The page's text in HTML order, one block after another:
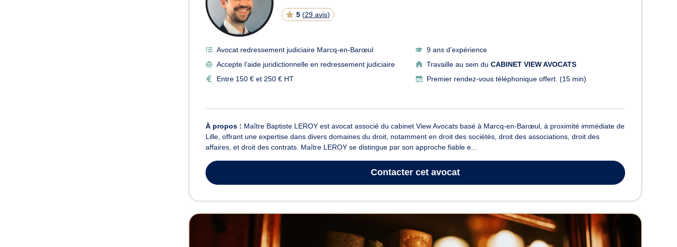
5 (29 avis)
Avocat redressement judiciaire Marcq-en-Barœul
9 ans d’expérience
Accepte l’aide juridictionnelle en redressement judiciaire
Travaille au sein du CABINET VIEW AVOCATS
Entre 150 € et 250 € HT
Premier rendez-vous téléphonique offert. (15 min)
À propos : Maître Baptiste LEROY est avocat associé du cabinet View Avocats basé à Marcq-en-Barœul, à proximité immédiate de
Lille, offrant une expertise dans divers domaines du droit, notamment en droit des sociétés, droit des associations, droit des
affaires, et droit des contrats. Maître LEROY se distingue par son approche fiable e...
Contacter cet avocat